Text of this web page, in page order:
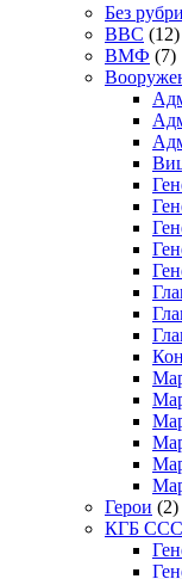
Без
ВВС (12)
ВМФ (7)
Герои (2)
КГБ